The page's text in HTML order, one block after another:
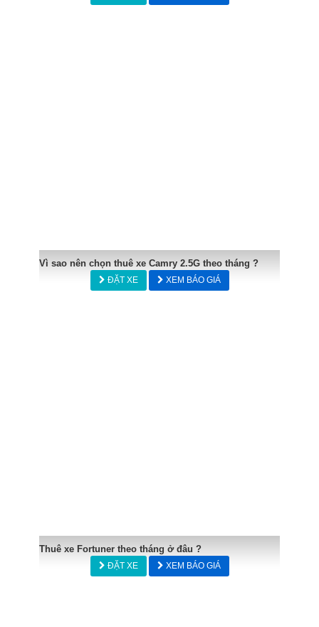
Vì sao nên chọn thuê xe Camry 2.5G theo tháng ?
ĐẶT XE XEM BÁO GIÁ
Thuê xe Fortuner theo tháng ở đâu ?
ĐẶT XE XEM BÁO GIÁ